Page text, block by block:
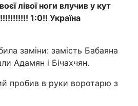
лівої ноги влучив у кут
1:0!! Україна
заміни: замість Бабаяна
Адамян і Бічахчян.
пробив в руки воротарю з